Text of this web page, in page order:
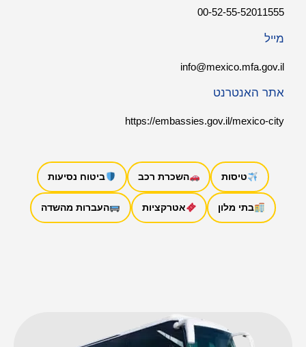
00-52-55-52011555
מייל
info@mexico.mfa.gov.il
אתר האנטרנט
https://embassies.gov.il/mexico-city
טיסות השכרת רכב ביטוח נסיעות
בתי מלון אטרקציות העברות מהשדה